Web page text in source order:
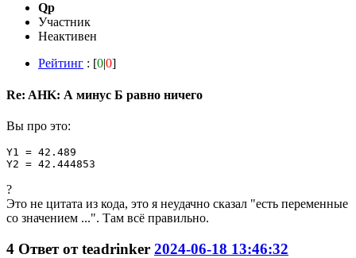
Qp
Участник
Неактивен
Рейтинг : [0|0]
Re: AHK: А минус Б равно ничего
Вы про это:
Y1 = 42.489
Y2 = 42.444853
?
Это не цитата из кода, это я неудачно сказал "есть переменные
со значением ...". Там всё правильно.
4 Ответ отteadrinker 2024-06-18 13:46:32